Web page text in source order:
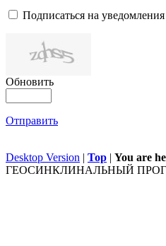
Подписаться на
Обновить
Отправить
Desktop Version | Top | You are
ГЕОСИНКЛИНАЛЬНЫЙ